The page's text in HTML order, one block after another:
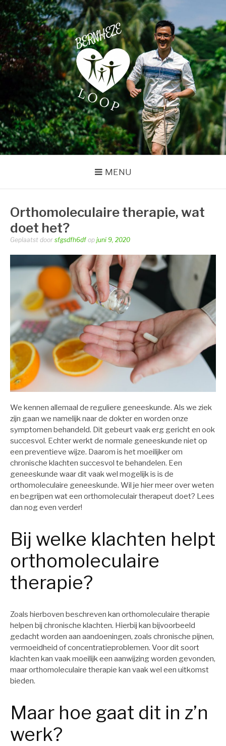
Naar
de
inhoud
springen
BERNHEZELOOP
Just another WordPress site
MENU
Orthomoleculaire therapie, wat
doet het?
Geplaatst door sfgsdfh6df op juni 9, 2020
We kennen allemaal de reguliere geneeskunde. Als we ziek
zijn gaan we namelijk naar de dokter en worden onze
symptomen behandeld. Dit gebeurt vaak erg gericht en ook
succesvol. Echter werkt de normale geneeskunde niet op
een preventieve wijze. Daarom is het moeilijker om
chronische klachten succesvol te behandelen. Een
geneeskunde waar dit vaak wel mogelijk is is de
orthomoleculaire geneeskunde. Wil je hier meer over weten
en begrijpen wat een orthomoleculair therapeut doet? Lees
dan nog even verder!
Bij welke klachten helpt
orthomoleculaire
therapie?
Zoals hierboven beschreven kan orthomoleculaire therapie
helpen bij chronische klachten. Hierbij kan bijvoorbeeld
gedacht worden aan aandoeningen, zoals chronische pijnen,
vermoeidheid of concentratieproblemen. Voor dit soort
klachten kan vaak moeilijk een aanwijzing worden gevonden,
maar orthomoleculaire therapie kan vaak wel een uitkomst
bieden.
Maar hoe gaat dit in z’n
werk?